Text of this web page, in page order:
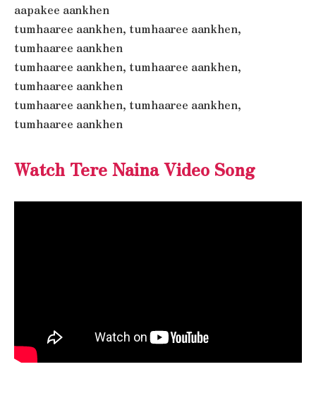
aapakee aankhen
tumhaaree aankhen, tumhaaree aankhen,
tumhaaree aankhen
tumhaaree aankhen, tumhaaree aankhen,
tumhaaree aankhen
tumhaaree aankhen, tumhaaree aankhen,
tumhaaree aankhen
Watch Tere Naina Video Song